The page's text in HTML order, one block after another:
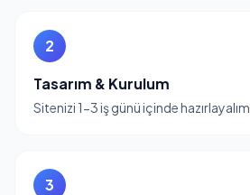
2
Tasarım & Kurulum
Sitenizi 1-3 iş günü içinde hazırlayalım.
3